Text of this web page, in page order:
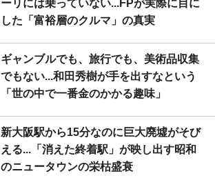
ーリには乗っていない...FPが実際に目に
した「富裕層のクルマ」の真実
ギャンブルでも、旅行でも、美術品収集
でもない...和田秀樹が手を出すなという
「世の中で一番金のかかる趣味」
新大阪駅から15分なのに巨大廃墟がそび
える...「消えた終着駅」が映し出す昭和
のニュータウンの栄枯盛衰